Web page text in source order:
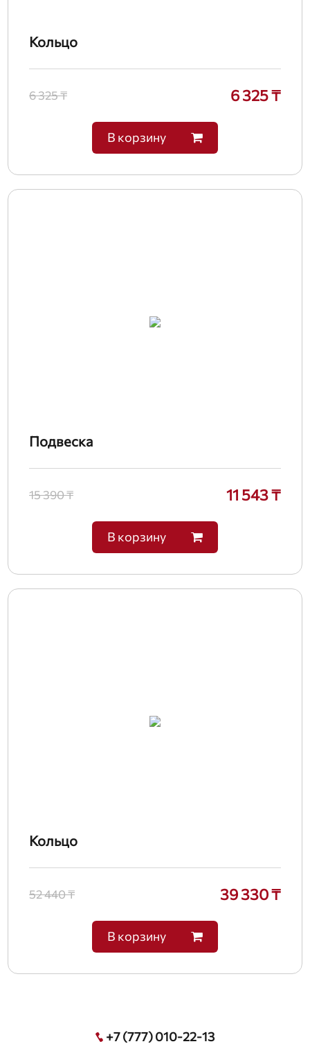
Кольцо
6 325 ₸ 6 325 ₸
В корзину
Подвеска
15 390 ₸ 11 543 ₸
В корзину
Кольцо
52 440 ₸ 39 330 ₸
В корзину
+7 (777) 010-22-13